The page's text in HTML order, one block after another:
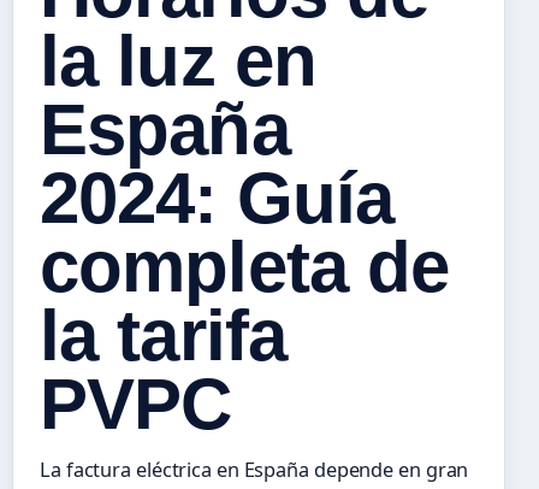
la luz en
España
2024: Guía
completa de
la tarifa
PVPC
La factura eléctrica en España depende en gran